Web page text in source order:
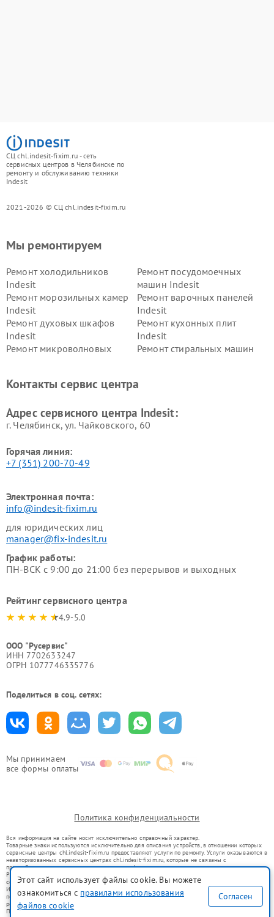
СЦ chl.indesit-fixim.ru - сеть
сервисных центров в Челябинске по
ремонту и обслуживанию техники
Indesit
2021-2026 © СЦ chl.indesit-fixim.ru
Мы принимаем
все формы оплаты
Мы ремонтируем
Ремонт холодильников
Indesit
Ремонт посудомоечных
машин Indesit
Ремонт морозильных камер
Indesit
Ремонт варочных панелей
Indesit
Ремонт духовых шкафов
Indesit
Ремонт кухонных плит
Indesit
Ремонт микроволновых
Ремонт стиральных машин
Indesit
Indesit
Контакты сервис центра
Адрес сервисного центра Indesit:
г. Челябинск, ул. Чайковского, 60
Горячая линия:
+7 (351) 200-70-49
Электронная почта:
info@indesit-fixim.ru
для юридических лиц
manager@fix-indesit.ru
График работы:
ПН-ВСК с 9:00 до 21:00 без перерывов и выходных
Рейтинг сервисного центра
4.9-5.0
ООО "Русервис"
ИНН 7702633247
ОГРН 1077746335776
Поделиться в соц. сетях:
Политика конфиденциальности
Вся информация на сайте носит исключительно справочный характер.
Товарные знаки используются исключительно для описания устройств, в отношении которых
сервисные центры chl.indesit-fixim.ru предоставляют услуги по ремонту. Услуги оказываются в
неавторизованных сервисных центрах chl.indesit-fixim.ru, которые не связаны с
правообладателями товарных знаков или их официальными представителями.
Ремонт осуществляется для устройств, уже введенных в гражданский оборот в соответствии
со статьей 1487 ГК РФ.
Использование товарных знаков не преследует цели индивидуализации услуг или введения
потребителей в заблуждение, а служит для информирования о предоставляемых услугах по
ремонту техники указанных брендов.
Представленная на сайте информация не является публичной офертой, определяемой
Этот сайт использует файлы cookie. Вы можете
ознакомиться с правилами использования
файлов cookie
Согласен